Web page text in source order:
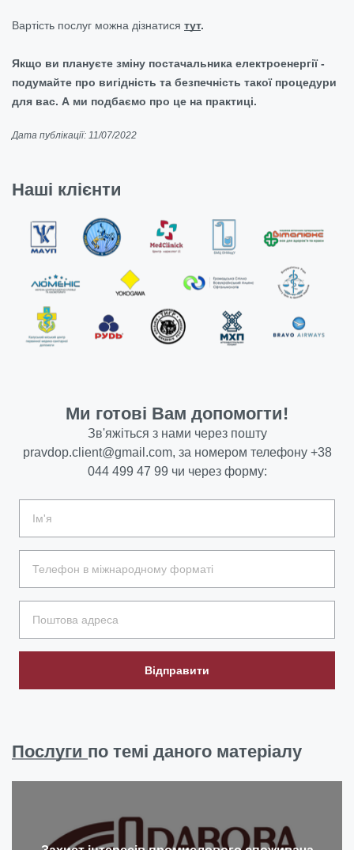
Вартість послуг можна дізнатися тут.
Якщо ви плануєте зміну постачальника електроенергії -
подумайте про вигідність та безпечність такої процедури
для вас. А ми подбаємо про це на практиці.
Дата публікації: 11/07/2022
Наші клієнти
Ми готові Вам допомогти!
Зв'яжіться з нами через пошту
pravdop.client@gmail.com, за номером телефону +38
044 499 47 99 чи через форму:
Відправити
Послуги по темі даного матеріалу